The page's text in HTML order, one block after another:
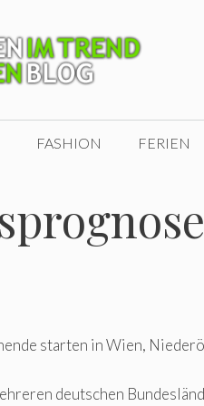
FASHION FERIEN
starten in Wien,
deutschen